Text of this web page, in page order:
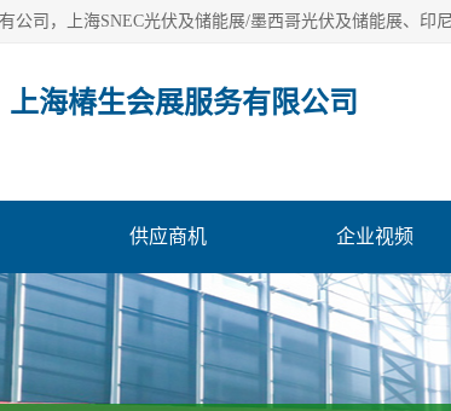
上海椿生会展服务有限公司
供应商机 企业视频